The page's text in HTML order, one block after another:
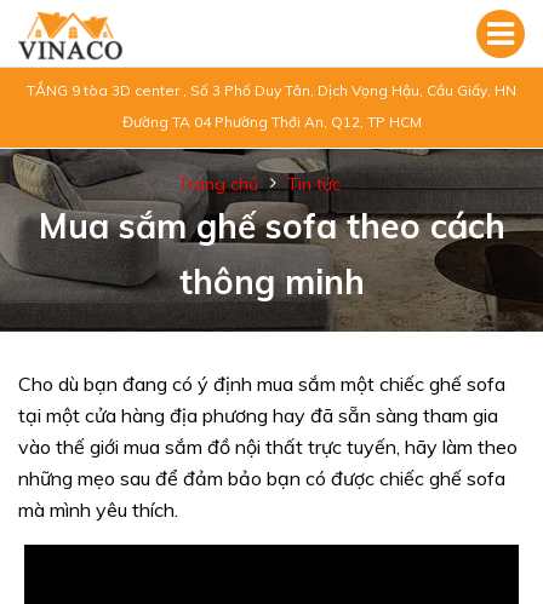
TẦNG 9 tòa 3D center , Số 3 Phố Duy Tân, Dịch Vọng Hậu, Cầu Giấy, HN
Đường TA 04 Phường Thới An, Q12, TP HCM
Trang chủ Tin tức
Mua sắm ghế sofa theo cách
thông minh
Cho dù bạn đang có ý định mua sắm một chiếc ghế sofa
tại một cửa hàng địa phương hay đã sẵn sàng tham gia
vào thế giới mua sắm đồ nội thất trực tuyến, hãy làm theo
những mẹo sau để đảm bảo bạn có được chiếc ghế sofa
mà mình yêu thích.